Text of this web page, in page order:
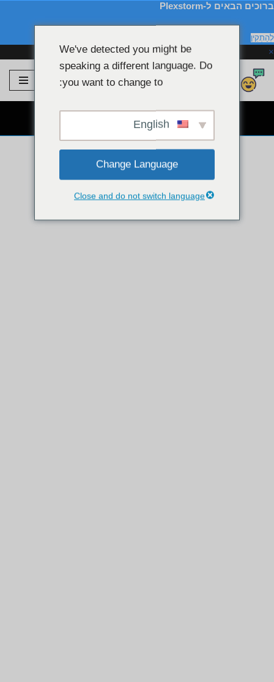
ברוכים הבאים ל-Plexstorm
לְהַתְקִין
×
דלג
💖 דגמי VIP
צ'אט חינמי של מצלמת אינטרנט 👉
We've detected you might be
speaking a different language. Do
you want to change to:
Change Language
Close and do not switch language